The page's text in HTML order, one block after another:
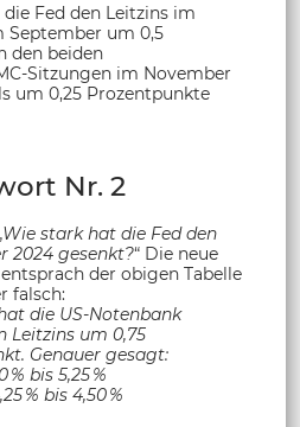
Fed den Leitzins im
September um 0,5
den beiden
Sitzungen im November
um 0,25 Prozentpunkte
Nr. 2
Wie stark hat die Fed den
2024 gesenkt?“ Die neue
der obigen Tabelle
falsch:
die US-Notenbank
Leitzins um 0,75
Genauer gesagt:
bis 5,25 %
% bis 4,50 %